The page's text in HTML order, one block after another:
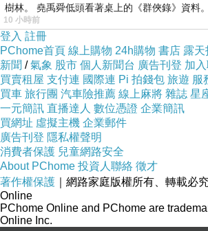
位在文心路旁，地點蠻好找的~
我喜歡室內空間，座位間不會太
樹林。 堯禹舜低頭看著桌上的《群俠錄》資料
10 小時前
登入 註冊
PChome首頁 線上購物 24h購物 書店 露天
新聞 /氣象 股市 個人新聞台 廣告刊登 加
買賣租屋 支付連 國際連 Pi 拍錢包 旅遊 服
買車 旅行團 汽車險推薦 線上麻將 雜誌 星
一元簡訊 直播達人 數位憑證 企業簡訊
買網址 虛擬主機 企業郵件
廣告刊登 隱私權聲明
消費者保護 兒童網路安全
About PChome 投資人聯絡 徵才
著作權保護 ｜網路家庭版權所有、轉載必究
Online
PChome Online and PChome are
Online Inc.